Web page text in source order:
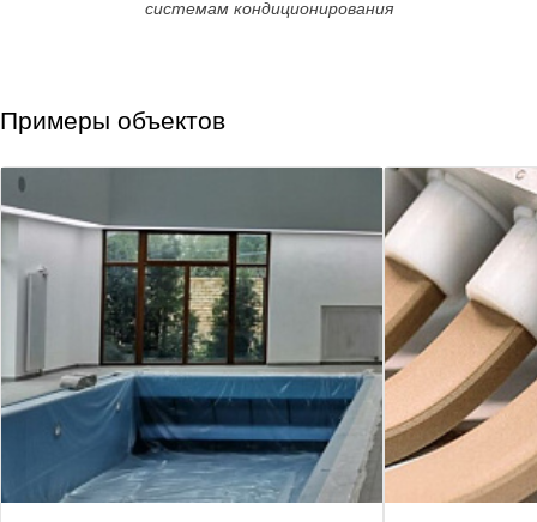
системам кондиционирования
Примеры объектов